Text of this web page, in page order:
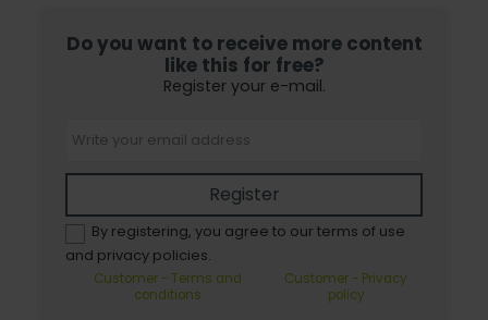
Do you want to receive more content
like this for free?
Register your e-mail.
Register
By registering, you agree to our terms of use
and privacy policies.
Customer - Terms and
conditions
Customer - Privacy
policy